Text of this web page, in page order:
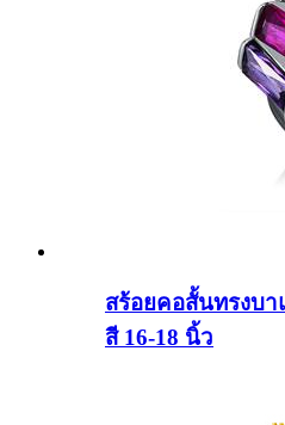
สร้อยคอสั้นทรงบ
สี 16-18 นิ้ว